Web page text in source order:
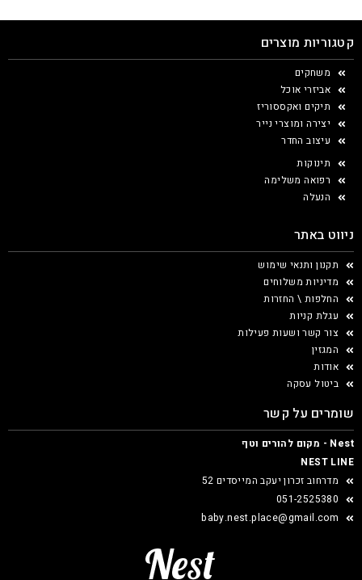
קטגוריות מוצרים
משחקים
אביזרי אוכל
תיקים ואקססוריז
יצירה ומוצרי נייר
עיצוב החדר
תינוקות
רפואה משלימה
הנעלה
ניווט באתר
תקנון ותנאי שימוש
מדיניות משלוחים
החלפות \ החזרות
עגלת קניות
צור קשר ושעות פעילות
המגזין
אודות
ביטול עסקה
שומרים על קשר
Nest - מקום להורים וטף
NEST LINE
מדרחוב זכרון יעקב המייסדים 52
051-2525380
baby.nest.place@gmail.com